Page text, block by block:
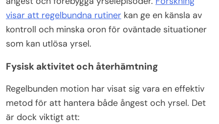
visar att regelbundna rutiner kan ge en känsla av
kontroll och minska oron för oväntade situationer
som kan utlösa yrsel.
Fysisk aktivitet och återhämtning
Regelbunden motion har visat sig vara en effektiv
metod för att hantera både ångest och yrsel. Det
är dock viktigt att: